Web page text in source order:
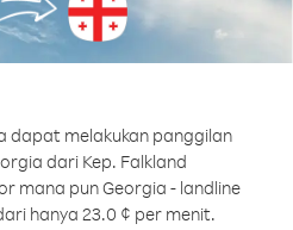
dapat melakukan panggilan
dari Kep. Falkland
mana pun Georgia - landline
hanya 23.0 ¢ per menit.